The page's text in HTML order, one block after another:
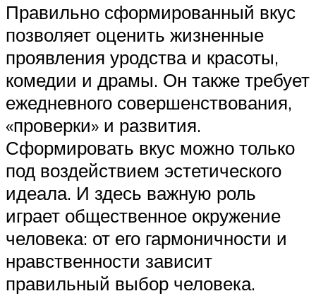
Правильно сформированный вкус
позволяет оценить жизненные
проявления уродства и красоты,
комедии и драмы. Он также требует
ежедневного совершенствования,
«проверки» и развития.
Сформировать вкус можно только
под воздействием эстетического
идеала. И здесь важную роль
играет общественное окружение
человека: от его гармоничности и
нравственности зависит
правильный выбор человека.